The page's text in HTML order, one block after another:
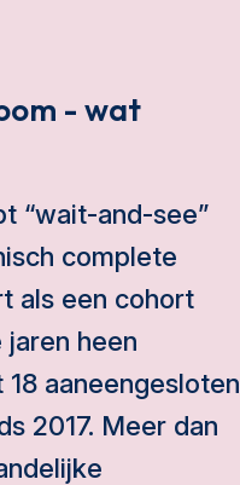
- wat
“wait-and-see”
complete
als een cohort
heen
aaneengesloten
2017. Meer dan